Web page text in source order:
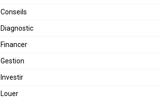
Conseils
Diagnostic
Financer
Gestion
Investir
Louer